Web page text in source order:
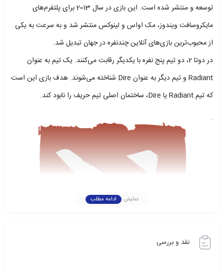
توسعه و منتشر شده است. این بازی در سال 2013 برای پلتفرم‌های
مایکروسافت ویندوز، مک اواس و لینوکس منتشر شد و به سرعت به یکی
از محبوب‌ترین بازی‌های آنلاین چندنفره در جهان تبدیل شد.
در دوتا 2، دو تیم پنج نفره با یکدیگر رقابت می‌کنند. یک تیم به عنوان
Radiant و تیم دیگر به عنوان Dire شناخته می‌شوند. هدف بازی این است
که تیم Radiant یا Dire، ساختمان اصلی تیم حریف را نابود کند.
نمایش ادامه مطلب
نقد و بررسی